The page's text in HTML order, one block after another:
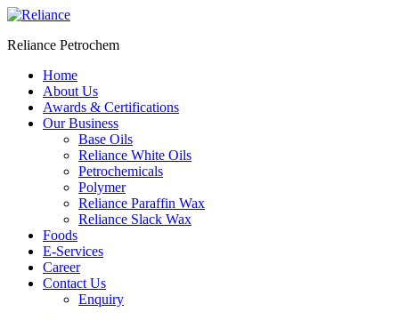
Skip
content
Reliance Petrochem
Home
About Us
Awards & Certifications
Our Business
Base Oils
Reliance White Oils
Petrochemicals
Polymer
Reliance Paraffin Wax
Reliance Slack Wax
Foods
E-Services
Career
Contact Us
Enquiry